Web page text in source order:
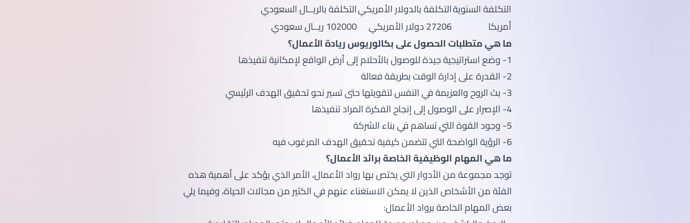
التكلفة السنويةالتكلفة بالدولار الأمريكيالتكلفة بالريــال السعودي
أمريكا
27206 دولار الأمريكي
102000 ريــال سعودي
ما هي متطلبات الحصول على بكالوريوس ريادة الأعمال؟
1- وضع استراتيجية جيدة للوصول بالأحلام إلى أرض الواقع لإمكانية تنفيذها
2- القدرة على إدارة الوقت بطريقة فعالة
3- بث الروح والعزيمة في النفس لتقويتها حتى تسير نحو تحقيق الهدف الرئيسي
4- الإصرار على الوصول إلى إنجاح الفكرة المراد تنفيذها
5- وجود القوة التي تساهم في بناء الشركة
6- الرؤية الواضحة التي تتضمن كيفية تحقيق الهدف المرغوب فيه
ما هي المهام الوظيفية الخاصة برائد الأعمال؟
توجد مجموعة من الأدوار التي يختص بها رواد الأعمال، الأمر الذي يؤكد على أهمية هذه
الفئة من الأشخاص الذين لا يمكن الاستغناء عنهم في الكثير من مجالات الحياة، وفيما يلي
بعض المهام الخاصة برواد الأعمال: